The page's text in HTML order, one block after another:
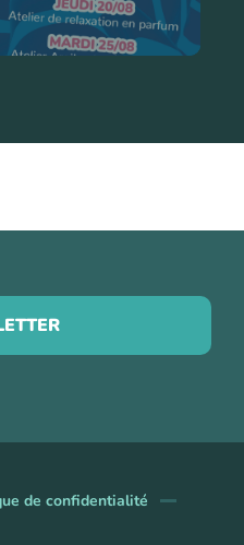
de confidentialité